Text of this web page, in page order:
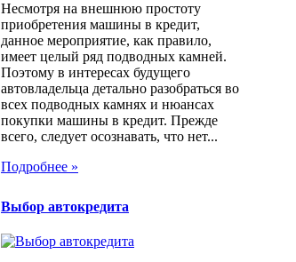
Несмотря на внешнюю простоту
приобретения машины в кредит,
данное мероприятие, как правило,
имеет целый ряд подводных камней.
Поэтому в интересах будущего
автовладельца детально разобраться во
всех подводных камнях и нюансах
покупки машины в кредит. Прежде
всего, следует осознавать, что нет...
Подробнее »
Выбор автокредита